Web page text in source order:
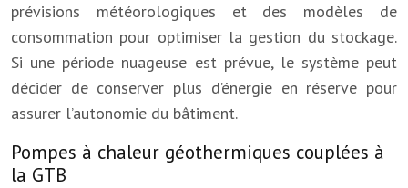
prévisions météorologiques et des modèles de
consommation pour optimiser la gestion du stockage.
Si une période nuageuse est prévue, le système peut
décider de conserver plus d’énergie en réserve pour
assurer l’autonomie du bâtiment.
Pompes à chaleur géothermiques couplées à
la GTB